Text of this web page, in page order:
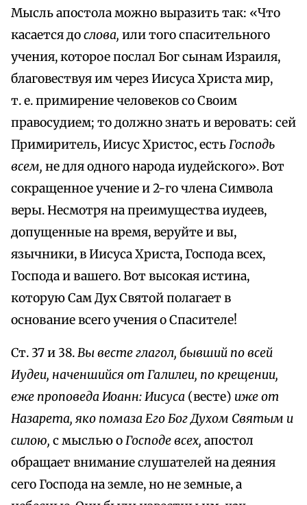
Мысль апостола можно выразить так: «Что
касается дослова, или того спасительного
учения, которое послал Бог сынам Израиля,
благовествуя им через Иисуса Христа мир,
т. е. примирение человеков со Своим
правосудием; то должно знать и веровать: сей
Примиритель, Иисус Христос, естьГосподь
всем, не для одного народа иудейского». Вот
сокращенное учение и 2-го члена Символа
веры. Несмотря на преимущества иудеев,
допущенные на время, веруйте и вы,
язычники, в Иисуса Христа, Господа всех,
Господа и вашего. Вот высокая истина,
которую Сам Дух Святой полагает в
основание всего учения о Спасителе!
Ст. 37 и 38.Вы весте глагол, бывший по всей
Иудеи, наченшийся от Галилеи, по крещении,
еже проповеда Иоанн: Иисуса (весте) иже от
Назарета, яко помаза Его Бог Духом Святым и
силою, с мыслью оГосподе всех, апостол
обращает внимание слушателей на деяния
сего Господа на земле, но не земные, а